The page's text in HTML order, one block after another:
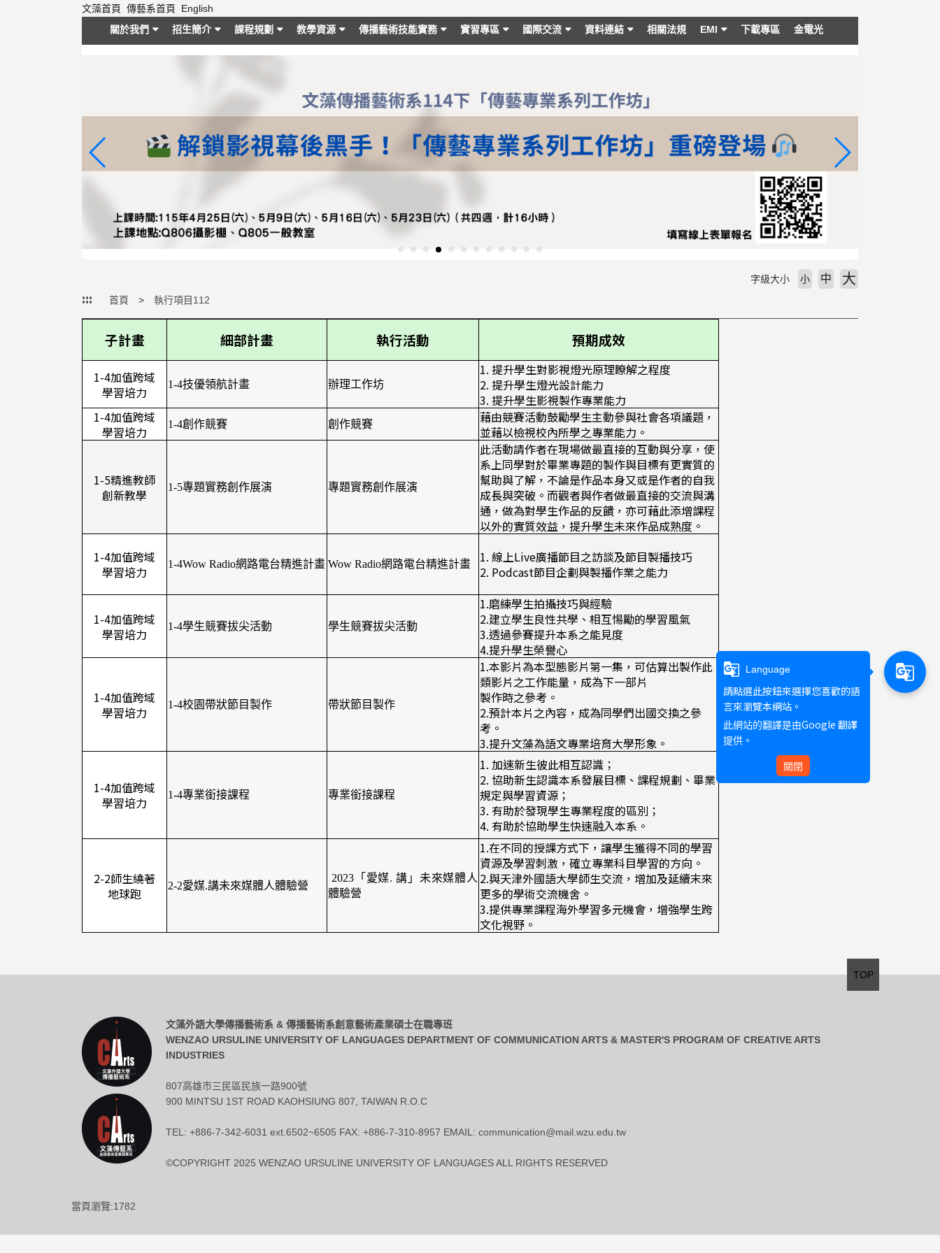
文藻首頁 傳藝系首頁
English
關於我們
招生簡介 課程規劃 教學資源 傳播藝術技能實務 實習專區 國際交流 資料連結 相關法規 EMI 下載專區 金電光
::: 首頁 執行項目112
字級大小 小 中 大
子計畫 細部計畫 執行活動 預期成效
1-4加值跨域
學習培力
1-4技優領航計畫 辦理工作坊
1. 提升學生對影視燈光原理瞭解之程度
2. 提升學生燈光設計能力
3. 提升學生影視製作專業能力
1-4加值跨域
學習培力
1-4創作競賽 創作競賽
藉由競賽活動鼓勵學生主動參與社會各項議題，
並藉以檢視校內所學之專業能力。
1-5精進教師
創新教學
1-5專題實務創作展演 專題實務創作展演
此活動請作者在現場做最直接的互動與分享，使
系上同學對於畢業專題的製作與目標有更實質的
幫助與了解，不論是作品本身又或是作者的自我
成長與突破。而觀者與作者做最直接的交流與溝
通，做為對學生作品的反饋，亦可藉此添增課程
以外的實質效益，提升學生未來作品成熟度。
1-4加值跨域
學習培力
1-4Wow Radio網路電台精進計畫 Wow Radio網路電台精進計畫
1. 線上Live廣播節目之訪談及節目製播技巧
2. Podcast節目企劃與製播作業之能力
1-4加值跨域
學習培力
1-4學生競賽拔尖活動 學生競賽拔尖活動
1.磨練學生拍攝技巧與經驗
2.建立學生良性共學、相互惕勵的學習風氣
3.透過參賽提升本系之能見度
4.提升學生榮譽心
1-4加值跨域
學習培力
1-4校園帶狀節目製作 帶狀節目製作
1.本影片為本型態影片第一集，可估算出製作此
類影片之工作能量，成為下一部片
製作時之參考。
2.預計本片之內容，成為同學們出國交換之參
考。
3.提升文藻為語文專業培育大學形象。
1-4加值跨域
學習培力
1-4專業銜接課程 專業銜接課程
1. 加速新生彼此相互認識；
2. 協助新生認識本系發展目標、課程規劃、畢業
規定與學習資源；
3. 有助於發現學生專業程度的區別；
4. 有助於協助學生快速融入本系。
2-2師生繞著
地球跑
2-2愛媒.講未來媒體人體驗營
2023「愛媒. 講」未來媒體人
體驗營
1.在不同的授課方式下，讓學生獲得不同的學習
資源及學習刺激，確立專業科目學習的方向。
2.與天津外國語大學師生交流，增加及延續末來
更多的學術交流機舍。
3.提供專業課程海外學習多元機會，增強學生跨
文化視野。
文藻外語大學傳播藝術系 & 傳播藝術系創意藝術產業碩士在職專班
WENZAO URSULINE UNIVERSITY OF LANGUAGES DEPARTMENT OF COMMUNICATION ARTS & MASTER'S PROGRAM OF CREATIVE ARTS
INDUSTRIES
807高雄市三民區民族一路900號
900 MINTSU 1ST ROAD KAOHSIUNG 807, TAIWAN R.O.C
TEL: +886-7-342-6031 ext.6502~6505 FAX: +886-7-310-8957 EMAIL: communication@mail.wzu.edu.tw
©COPYRIGHT 2025 WENZAO URSULINE UNIVERSITY OF LANGUAGES ALL RIGHTS RESERVED
當頁瀏覽:1782
TOP
g_translate Language
請點選此按鈕來選擇您喜歡的語
言來瀏覽本網站。
此網站的翻譯是由Google 翻譯
提供。
關閉
g_translate